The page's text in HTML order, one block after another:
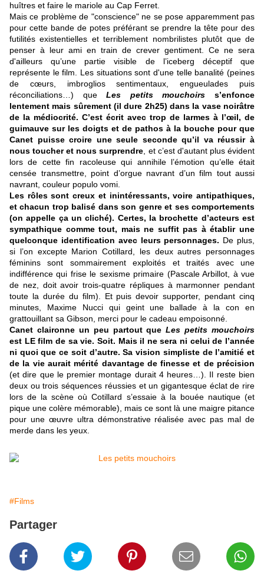
huîtres et faire le mariole au Cap Ferret.
Mais ce problème de "conscience" ne se pose apparemment pas
pour cette bande de potes préférant se prendre la tête pour des
futilités existentielles et terriblement nombrilistes plutôt que de
penser à leur ami en train de crever gentiment.
Ce ne sera
d'ailleurs qu’une partie visible de l’iceberg déceptif que
représente le film. Les situations sont d'une telle banalité (peines
de cœurs, imbroglios sentimentaux, engueulades puis
réconciliations…) queLes petits mouchoirs
s’enfonce
lentement mais sûrement (il dure 2h25) dans la vase noirâtre
de la médiocrité. C’est écrit avec trop de larmes à l’œil, de
guimauve sur les doigts et de pathos à la bouche pour que
Canet puisse croire une seule seconde qu’il va réussir à
nous toucher et nous surprendre , et c’est d'autant plus évident
lors de cette fin racoleuse qui annihile l’émotion qu’elle était
censée transmettre, point d’orgue navrant d’un film tout aussi
navrant, couleur populo vomi.
Les rôles sont creux et inintéressants, voire antipathiques,
et chacun trop balisé dans son genre et ses comportements
(on appelle ça un cliché). Certes, la brochette d’acteurs est
sympathique comme tout, mais ne suffit pas à établir une
quelconque identification avec leurs personnages. De plus,
si l’on excepte Marion Cotillard, les deux autres personnages
féminins sont sommairement exploités et traités avec une
indifférence qui frise le sexisme primaire (Pascale Arbillot, à vue
de nez, doit avoir trois-quatre répliques à marmonner pendant
toute la durée du film). Et puis devoir supporter, pendant cinq
minutes, Maxime Nucci qui geint une ballade à la con en
grattouillant sa Gibson, merci pour le cadeau empoisonné.
Canet claironne un peu partout queLes petits mouchoirs
est LE film de sa vie. Soit. Mais il ne sera ni celui de l’année
ni quoi que ce soit d’autre. Sa vision simpliste de l’amitié et
de la vie aurait mérité davantage de finesse et de précision
(et dire que le premier montage durait 4 heures…). Il reste bien
deux ou trois séquences réussies et un gigantesque éclat de rire
lors de la scène où Cotillard s’essaie à la bouée nautique (et
pique une colère mémorable), mais ce sont là une maigre pitance
pour une œuvre ultra démonstrative réalisée avec pas mal de
merde dans les yeux.
#Films
Partager